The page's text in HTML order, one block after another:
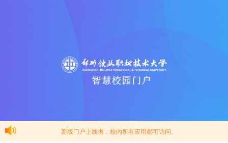
新版门户上线啦，校内所有应用都可访问。